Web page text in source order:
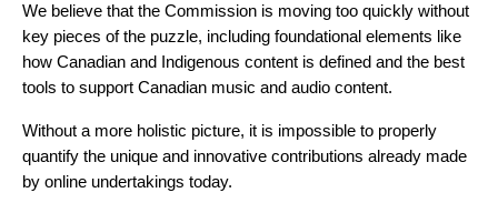
We believe that the Commission is moving too quickly without
key pieces of the puzzle, including foundational elements like
how Canadian and Indigenous content is defined and the best
tools to support Canadian music and audio content.
Without a more holistic picture, it is impossible to properly
quantify the unique and innovative contributions already made
by online undertakings today.